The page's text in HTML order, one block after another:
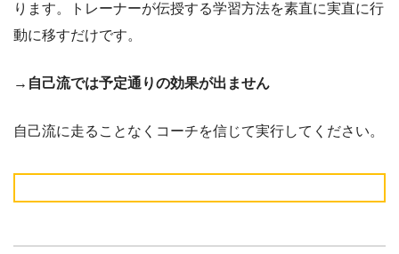
ります。トレーナーが伝授する学習方法を素直に実直に行
動に移すだけです。
→自己流では予定通りの効果が出ません
自己流に走ることなくコーチを信じて実行してください。